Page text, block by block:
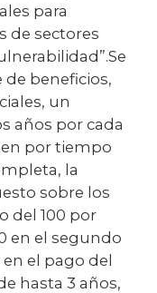
para
de sectores
beneficios,
un
años por cada
por tiempo
la
sobre los
del 100 por
en el segundo
el pago del
hasta 3 años,